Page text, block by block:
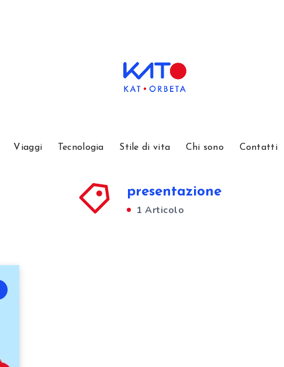
Viaggi Tecnologia Stile di vita Chi sono Contatti
presentazione
1 Articolo